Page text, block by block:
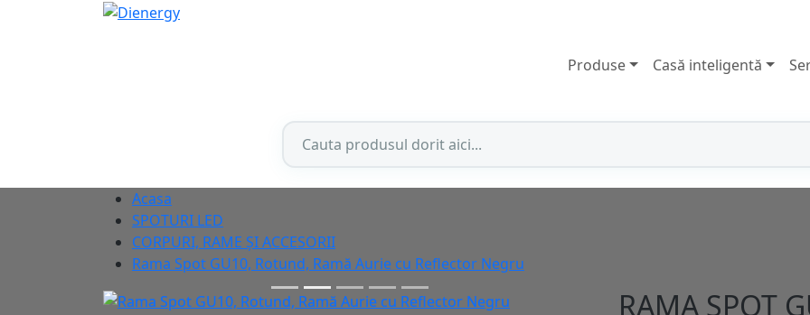
Produse Casă inteligentă
Acasa
SPOTURI LED
CORPURI, RAME ȘI ACCESORII
Rama Spot GU10, Rotund, Ramă Aurie cu Reflector Negru
RAMA SPOT